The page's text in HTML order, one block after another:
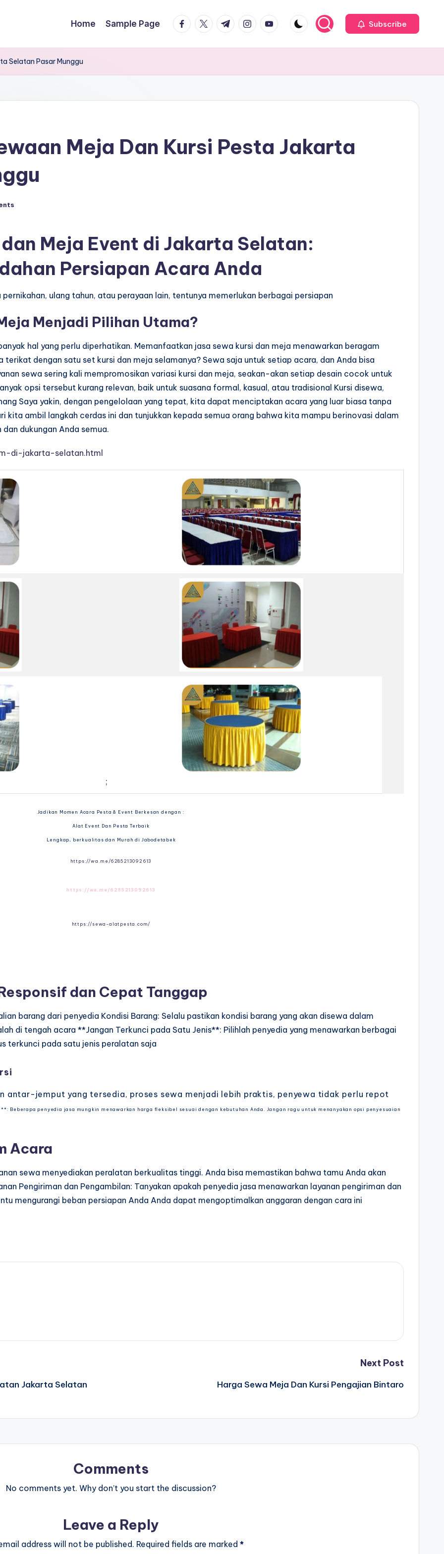
Home Sample Page facebook.com
twitter.com
t.me instagram.com
youtube.com Subscribe
Selatan Pasar Munggu
Meja Dan Kursi Pesta Jakarta
Meja Event di Jakarta Selatan:
Persiapan Acara Anda
ulang tahun, atau perayaan lain, tentunya memerlukan berbagai persiapan
Menjadi Pilihan Utama?
hal yang perlu diperhatikan. Memanfaatkan jasa sewa kursi dan meja menawarkan beragam
terikat dengan satu set kursi dan meja selamanya? Sewa saja untuk setiap acara, dan Anda bisa
sewa sering kali mempromosikan variasi kursi dan meja, seakan-akan setiap desain cocok untuk
opsi tersebut kurang relevan, baik untuk suasana formal, kasual, atau tradisional Kursi disewa,
Saya yakin, dengan pengelolaan yang tepat, kita dapat menciptakan acara yang luar biasa tanpa
kita ambil langkah cerdas ini dan tunjukkan kepada semua orang bahwa kita mampu berinovasi dalam
dukungan Anda semua.
di-jakarta-selatan.html
;
Jadikan Momen Acara Pesta & Event Berkesan dengan :
Alat Event Dan Pesta Terbaik
Lengkap, berkualitas dan Murah di Jabodetabek
https://wa.me/6285213092613
https://wa.me/6285213092613
https://sewa-alatpesta.com/
dan Cepat Tanggap
barang dari penyedia Kondisi Barang: Selalu pastikan kondisi barang yang akan disewa dalam
di tengah acara **Jangan Terkunci pada Satu Jenis**: Pilihlah penyedia yang menawarkan berbagai
terkunci pada satu jenis peralatan saja
antar-jemput yang tersedia, proses sewa menjadi lebih praktis, penyewa tidak perlu repot
Beberapa penyedia jasa mungkin menawarkan harga fleksibel sesuai dengan kebutuhan Anda. Jangan ragu untuk menanyakan opsi penyesuaian
Acara
sewa menyediakan peralatan berkualitas tinggi. Anda bisa memastikan bahwa tamu Anda akan
Pengiriman dan Pengambilan: Tanyakan apakah penyedia jasa menawarkan layanan pengiriman dan
mengurangi beban persiapan Anda Anda dapat mengoptimalkan anggaran dengan cara ini
Jakarta Selatan
Next Post
Harga Sewa Meja Dan Kursi Pengajian Bintaro
Comments
No comments yet. Why don’t you start the discussion?
Leave a Reply
address will not be published. Required fields are marked *